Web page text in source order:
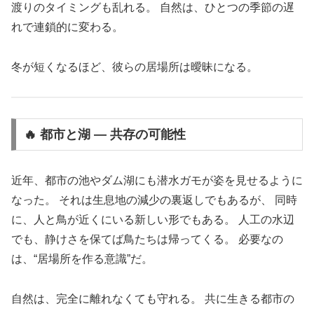
渡りのタイミングも乱れる。 自然は、ひとつの季節の遅
れで連鎖的に変わる。
冬が短くなるほど、彼らの居場所は曖昧になる。
🔥 都市と湖 ― 共存の可能性
近年、都市の池やダム湖にも潜水ガモが姿を見せるように
なった。 それは生息地の減少の裏返しでもあるが、 同時
に、人と鳥が近くにいる新しい形でもある。 人工の水辺
でも、静けさを保てば鳥たちは帰ってくる。 必要なの
は、“居場所を作る意識”だ。
自然は、完全に離れなくても守れる。 共に生きる都市の